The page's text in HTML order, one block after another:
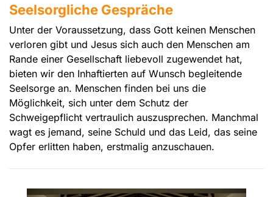
Seelsorgliche Gespräche
Unter der Voraussetzung, dass Gott keinen Menschen
verloren gibt und Jesus sich auch den Menschen am
Rande einer Gesellschaft liebevoll zugewendet hat,
bieten wir den Inhaftierten auf Wunsch begleitende
Seelsorge an. Menschen finden bei uns die
Möglichkeit, sich unter dem Schutz der
Schweigepflicht vertraulich auszusprechen. Manchmal
wagt es jemand, seine Schuld und das Leid, das seine
Opfer erlitten haben, erstmalig anzuschauen.